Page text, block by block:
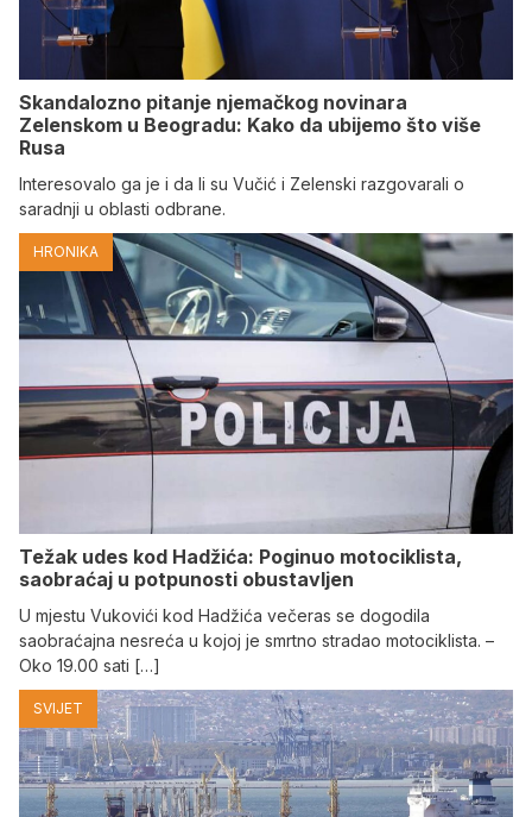
Skandalozno pitanje njemačkog novinara
Zelenskom u Beogradu: Kako da ubijemo što više
Rusa
Interesovalo ga je i da li su Vučić i Zelenski razgovarali o
saradnji u oblasti odbrane.
HRONIKA
Težak udes kod Hadžića: Poginuo motociklista,
saobraćaj u potpunosti obustavljen
U mjestu Vukovići kod Hadžića večeras se dogodila
saobraćajna nesreća u kojoj je smrtno stradao motociklista. –
Oko 19.00 sati […]
SVIJET